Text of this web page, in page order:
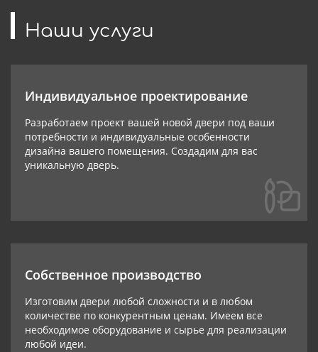
Наши услуги
Индивидуальное проектирование
Разработаем проект вашей новой двери под ваши
потребности и индивидуальные особенности
дизайна вашего помещения. Создадим для вас
уникальную дверь.
Собственное производство
Изготовим двери любой сложности и в любом
количестве по конкурентным ценам. Имеем все
необходимое оборудование и сырье для реализации
любой идеи.